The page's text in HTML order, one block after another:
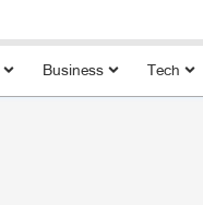
Business Tech